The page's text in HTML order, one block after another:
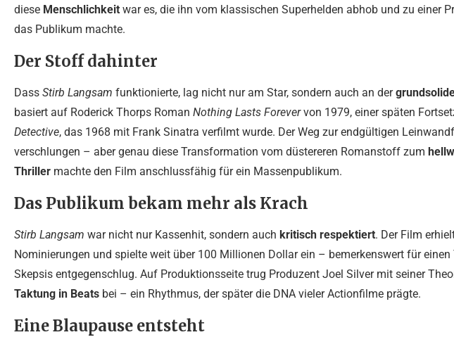
diese Menschlichkeit war es, die ihn vom klassischen Superhelden abhob und zu einer
das Publikum machte.
Der Stoff dahinter
Dass Stirb Langsam funktionierte, lag nicht nur am Star, sondern auch an der
basiert auf Roderick Thorps Roman Nothing Lasts Forevervon 1979, einer späten
Detective, das 1968 mit Frank Sinatra verfilmt wurde. Der Weg zur endgültigen
verschlungen – aber genau diese Transformation vom düstereren Romanstoff zum
Thriller machte den Film anschlussfähig für ein Massenpublikum.
Das Publikum bekam mehr als Krach
Stirb Langsam war nicht nur Kassenhit, sondern auch kritisch respektiert. Der Film
Nominierungen und spielte weit über 100 Millionen Dollar ein – bemerkenswert für einen
Skepsis entgegenschlug. Auf Produktionsseite trug Produzent Joel Silver mit seiner
Taktung in Beats bei – ein Rhythmus, der später die DNA vieler Actionfilme prägte.
Eine Blaupause entsteht